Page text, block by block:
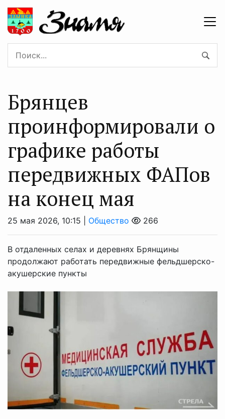
Брянцев
проинформировали о
графике работы
передвижных ФАПов
на конец мая
25 мая 2026, 10:15 | Общество 266
В отдаленных селах и деревнях Брянщины
продолжают работать передвижные фельдшерско-
акушерские пункты